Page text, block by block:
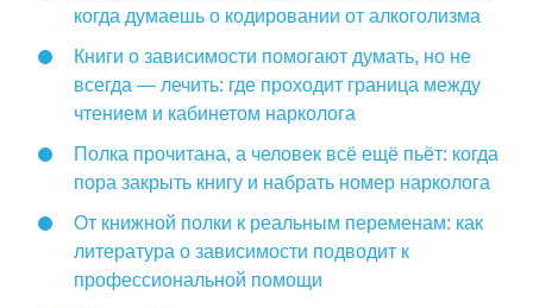
когда думаешь о кодировании от алкоголизма
Книги о зависимости помогают думать, но не
всегда — лечить: где проходит граница между
чтением и кабинетом нарколога
Полка прочитана, а человек всё ещё пьёт: когда
пора закрыть книгу и набрать номер нарколога
От книжной полки к реальным переменам: как
литература о зависимости подводит к
профессиональной помощи